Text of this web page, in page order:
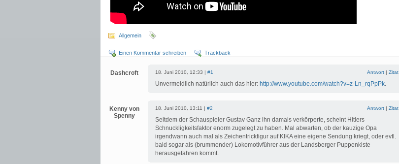
Allgemein
Einen Kommentar schreiben Trackback
Dashcroft 18. Juni 2010, 12:33 | #1 Antwort | Zitat
Unvermeidlich natürlich auch das hier: http://www.youtube.com/watch?v=z-Ln_rqPpPk.
Kenny von
Spenny
18. Juni 2010, 13:11 | #2 Antwort | Zitat
Seitdem der Schauspieler Gustav Ganz ihn damals verkörperte, scheint Hitlers
Schnuckligkeitsfaktor enorm zugelegt zu haben. Mal abwarten, ob der kauzige Opa
irgendwann auch mal als Zeichentrickfigur auf KIKA eine eigene Sendung kriegt, oder evtl.
bald sogar als (brummender) Lokomotivführer aus der Landsberger Puppenkiste
herausgefahren kommt.